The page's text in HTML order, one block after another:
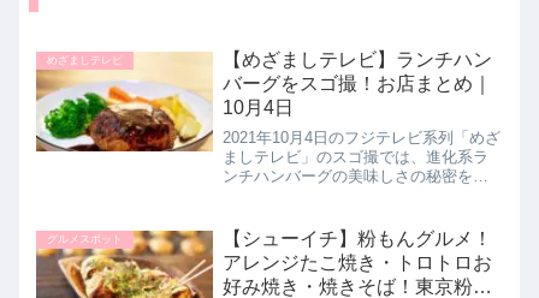
めざましテレビ
【めざましテレビ】ランチハン
バーグをスゴ撮！お店まとめ｜
10月4日
2021年10月4日のフジテレビ系列「めざ
ましテレビ」のスゴ撮では、進化系ラ
ンチハンバーグの美味しさの秘密をス
店。いま注目の美味しいハンバーグは
必見です。>>めざましテレビ記...
グルメスポット
【シューイチ】粉もんグルメ！
アレンジたこ焼き・トロトロお
好み焼き・焼きそば！東京粉も